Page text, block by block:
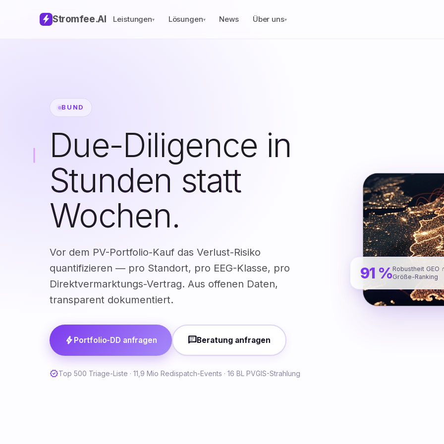
Stromfee.AI Leistungen▾ Lösungen▾ News Über uns▾
BUND
Due-Diligence in
Stunden statt
Wochen.
Vor dem PV-Portfolio-Kauf das Verlust-Risiko
quantifizieren — pro Standort, pro EEG-Klasse, pro
Direktvermarktungs-Vertrag. Aus offenen Daten,
transparent dokumentiert.
bolt Portfolio-DD anfragen chatBeratung anfragen
verifiedTop 500 Triage-Liste · 11,9 Mio Redispatch-Events · 16 BL PVGIS-Strahlung
91 %Robustheit GEO
Größe-Ranking